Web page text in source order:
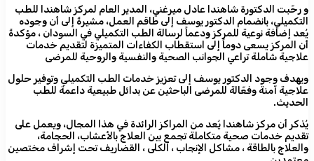
و رحّبت الدكتورة شاهندا عادل ميرغني، المدير العام لمركز شاهندا للطب
التكميلي، بانضمام الدكتور يوسف إلى طاقم العمل، مشيرةً إلى أن وجوده
يُعد إضافة نوعية للمركز ودعماً لرسالة الطب التكميلي في السودان ، مؤكدةً
أن المركز يسعى دوماً إلى استقطاب الكفاءات المتميزة لتقديم خدمات
علاجية شاملة تراعي الجوانب الصحية والنفسية والروحية للمرضى
ويهدف وجود الدكتور يوسف إلى تعزيز خدمات الطب التكميلي وتوفير حلول
علاجية آمنة وفعّالة للمرضى الباحثين عن بدائل طبيعية داعمة للطب
الحديث.
يُذكر أن مركز شاهندا يُعد من المراكز الرائدة في هذا المجال، ويعمل على
تقديم خدمات صحية متكاملة تجمع بين العلاج بالأعشاب، الحجامة،
والعلاج بالطاقة ، مشاكل الإنجاب ، الكلى ، القضاريف تحت إشراف مختصين